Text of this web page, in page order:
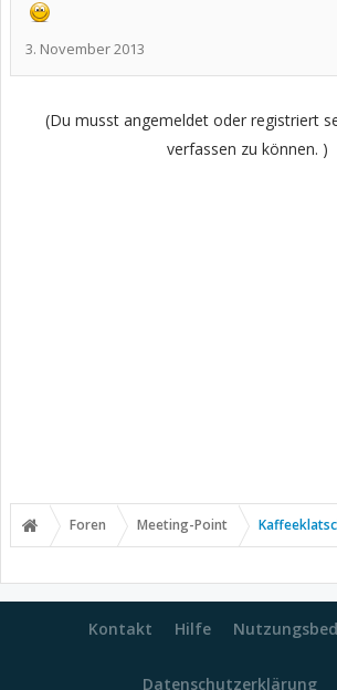
3. November 2013
(Du musst angemeldet oder registriert
verfassen zu können. )
Foren Meeting-Point
Kontakt Hilfe
Datenschutzerklärung